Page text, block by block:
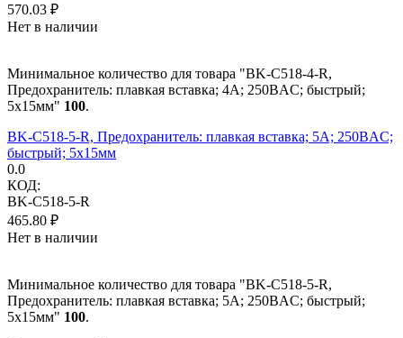
570.03 ₽
Нет в наличии
Минимальное количество для товара "BK-C518-4-R,
Предохранитель: плавкая вставка; 4А; 250ВAC; быстрый;
5x15мм" 100.
BK-C518-5-R, Предохранитель: плавкая вставка; 5А; 250ВAC;
быстрый; 5x15мм
0.0
КОД:
BK-C518-5-R
465.80 ₽
Нет в наличии
Минимальное количество для товара "BK-C518-5-R,
Предохранитель: плавкая вставка; 5А; 250ВAC; быстрый;
5x15мм" 100.